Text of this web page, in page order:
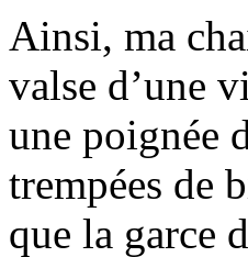
Ainsi, ma
valse d’une
une poignée
trempées de
que la garce